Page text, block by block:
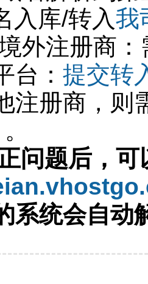
入库/转入我
外注册商
台： 提交转
注册商，则
问题后，可
系统会自动